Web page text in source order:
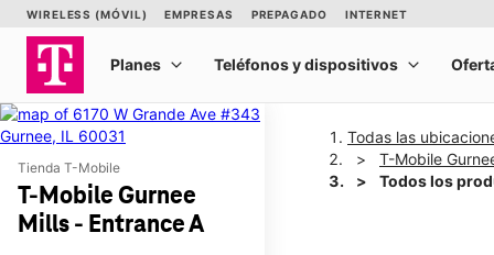
Tienda T-Mobile
T-Mobile Gurnee
Mills - Entrance A
Todas las
T-Mobile
Todos los